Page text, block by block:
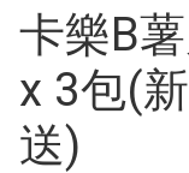
卡樂B
x 3包(
送)